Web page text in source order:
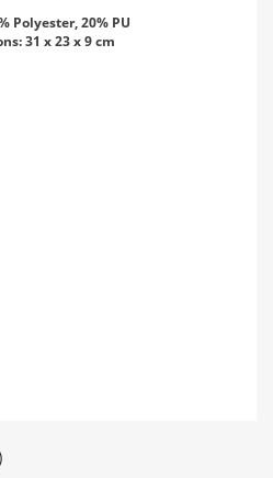
Polyester, 20% PU
31 x 23 x 9 cm